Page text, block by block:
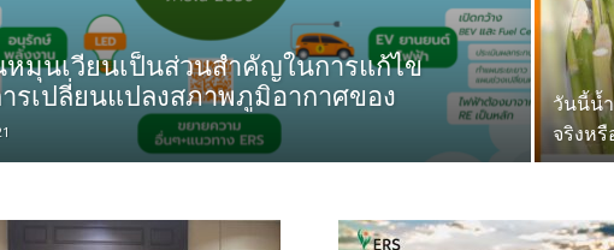
หมุนเวียนเป็นส่วนสำคัญในการแก้ไข
รเปลี่ยนแปลงสภาพภูมิอากาศของ
วันนี้น้
จริงหรื